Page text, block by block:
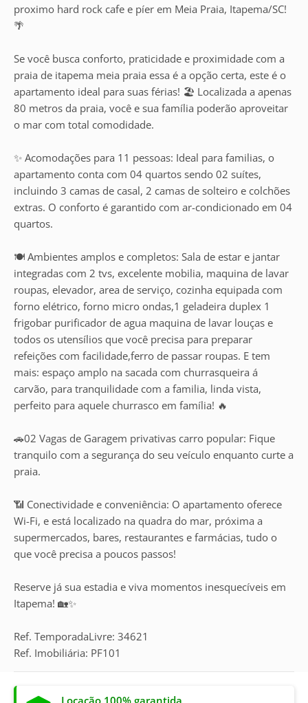
proximo hard rock cafe e píer em Meia Praia, Itapema/SC!
🌴
Se você busca conforto, praticidade e proximidade com a
praia de itapema meia praia essa é a opção certa, este é o
apartamento ideal para suas férias! 🏖️ Localizada a apenas
80 metros da praia, você e sua família poderão aproveitar
o mar com total comodidade.
✨ Acomodações para 11 pessoas: Ideal para familias, o
apartamento conta com 04 quartos sendo 02 suítes,
incluindo 3 camas de casal, 2 camas de solteiro e colchões
extras. O conforto é garantido com ar-condicionado em 04
quartos.
🍽️ Ambientes amplos e completos: Sala de estar e jantar
integradas com 2 tvs, excelente mobilia, maquina de lavar
roupas, elevador, area de serviço, cozinha equipada com
forno elétrico, forno micro ondas,1 geladeira duplex 1
frigobar purificador de agua maquina de lavar louças e
todos os utensílios que você precisa para preparar
refeições com facilidade,ferro de passar roupas. E tem
mais: espaço amplo na sacada com churrasqueira á
carvão, para tranquilidade com a familia, linda vista,
perfeito para aquele churrasco em família! 🔥
🚗02 Vagas de Garagem privativas carro popular: Fique
tranquilo com a segurança do seu veículo enquanto curte a
praia.
📶 Conectividade e conveniência: O apartamento oferece
Wi-Fi, e está localizado na quadra do mar, próxima a
supermercados, bares, restaurantes e farmácias, tudo o
que você precisa a poucos passos!
Reserve já sua estadia e viva momentos inesquecíveis em
Itapema! 🏡✨
Ref. TemporadaLivre: 34621
Ref. Imobiliária: PF101
Locação 100% garantida